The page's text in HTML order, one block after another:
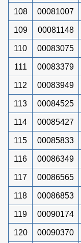
108 00081007
109 00081148
110 00083075
111 00083379
112 00083949
113 00084525
114 00085427
115 00085833
116 00086349
117 00086565
118 00086853
119 00090174
120 00090370